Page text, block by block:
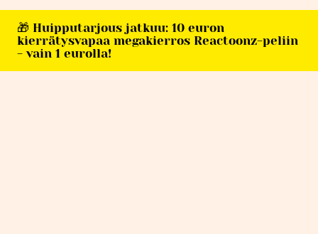
🎁 Huipputarjous jatkuu: 10 euron
kierrätysvapaa megakierros Reactoonz-peliin
- vain 1 eurolla!